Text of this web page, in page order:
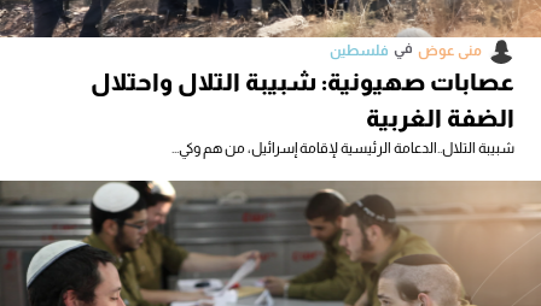
فلسطين في منى عوض
عصابات صهيونية: شبيبة التلال واحتلال
الضفة الغربية
شبيبة التلال..الدعامة الرئيسية لإقامة إسرائيل، من هم وكي...